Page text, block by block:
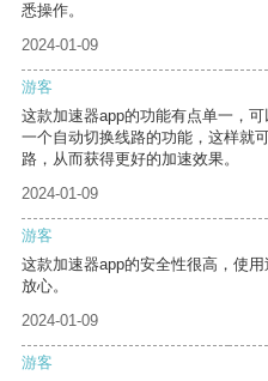
悉操作。
2024-01-09
游客
这款加速器app的功能有点单一，
一个自动切换线路的功能，这样就
路，从而获得更好的加速效果。
2024-01-09
游客
这款加速器app的安全性很高，使
放心。
2024-01-09
游客